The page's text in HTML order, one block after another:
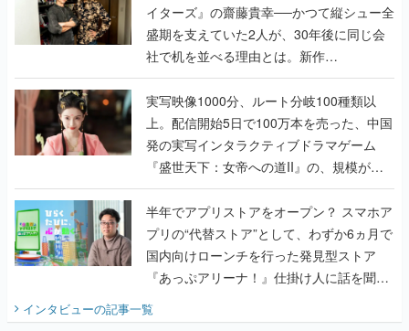
イターズ』の齋藤貴幸──かつて縦シュー全
盛期を支えていた2人が、30年後に同じ会
社で机を並べる理由とは。新作
『TATSUJIN EXTREME』で初タッグを組
んだレジェンド2人に訊く開発秘話
実写映像1000分、ルート分岐100種類以
上。配信開始5日で100万本を売った、中国
発の実写インタラクティブドラマゲーム
『盛世天下：女帝への道II』の、規模が違
うこだわりをプロデューサーに聞いた
半年でアプリストアをオープン？ スマホア
プリの“代替ストア”として、わずか6ヵ月で
国内向けローンチを行った発見型ストア
『あっぷアリーナ！』仕掛け人に話を聞い
インタビューの記事一覧